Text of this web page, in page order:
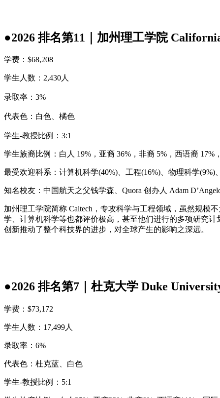
●2026 排名第11｜加州理工学院
学费：$68,208
学生人数：2,430人
录取率：3%
代表色：白色、橘色
学生-教授比例：3:1
学生族裔比例：白人 19%，亚裔 36%，非裔 5%，西语裔 17%
最受欢迎科系：计算机科学(40%)、工程(16%)、物理科学(9%)
知名校友：中国航天之父钱学森、Quora 创办人 Adam
加州理工学院简称 Caltech，专攻科学与工程领域，虽然规模
学、计算机科学等也都评价极高，甚至他们进行的多项研究
创新推动了整个科技界的进步，对全球产生的影响之深远。
●2026 排名第7｜杜克大学 Duke
学费：$73,172
学生人数：17,499人
录取率：6%
代表色：杜克蓝、白色
学生-教授比例：5:1